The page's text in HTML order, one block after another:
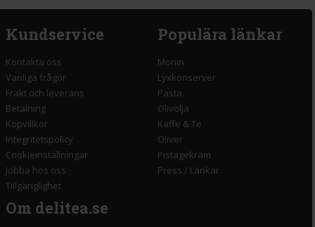
Kundservice
Kontakta oss
Vanliga frågor
Frakt och leverans
Betalning
Köpvillkor
Integritetspolicy
Cookieinställningar
Jobba hos oss
Tillgänglighet
Populära länkar
Monin
Lyxkonserver
Pasta
Olivolja
Kaffe & Te
Oliver
Pistagekräm
Press / Länkar
Om delitea.se